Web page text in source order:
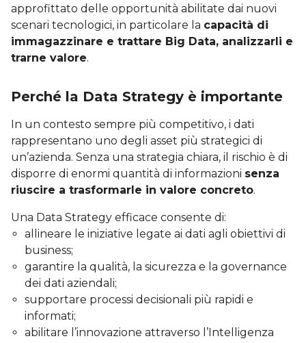
approfittato delle opportunità abilitate dai nuovi
scenari tecnologici, in particolare la capacità di
immagazzinare e trattare Big Data, analizzarli e
trarne valore.
Perché la Data Strategy è importante
In un contesto sempre più competitivo, i dati
rappresentano uno degli asset più strategici di
un’azienda. Senza una strategia chiara, il rischio è di
disporre di enormi quantità di informazioni senza
riuscire a trasformarle in valore concreto.
Una Data Strategy efficace consente di:
allineare le iniziative legate ai dati agli obiettivi di
business;
garantire la qualità, la sicurezza e la governance
dei dati aziendali;
supportare processi decisionali più rapidi e
informati;
abilitare l’innovazione attraverso l’Intelligenza